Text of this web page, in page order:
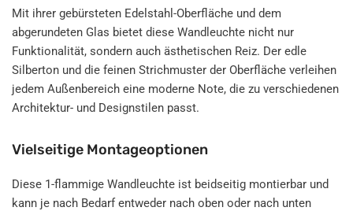
Mit ihrer gebürsteten Edelstahl-Oberfläche und dem
abgerundeten Glas bietet diese Wandleuchte nicht nur
Funktionalität, sondern auch ästhetischen Reiz. Der edle
Silberton und die feinen Strichmuster der Oberfläche verleihen
jedem Außenbereich eine moderne Note, die zu verschiedenen
Architektur- und Designstilen passt.
Vielseitige Montageoptionen
Diese 1-flammige Wandleuchte ist beidseitig montierbar und
kann je nach Bedarf entweder nach oben oder nach unten